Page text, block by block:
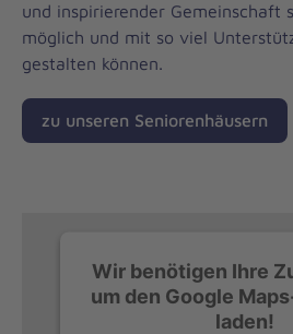
und inspirierender Gemeinschaft
möglich und mit so viel
gestalten können.
zu unseren Seniorenhäusern
Wir benötigen Ihre
um den Google
laden!